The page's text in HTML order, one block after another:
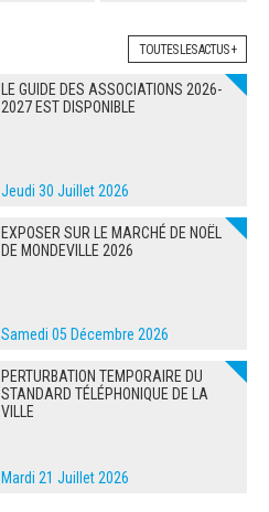
TOUTES LES ACTUS +
LE GUIDE DES ASSOCIATIONS 2026-
2027 EST DISPONIBLE
Jeudi 30 Juillet 2026
EXPOSER SUR LE MARCHÉ DE NOËL
DE MONDEVILLE 2026
Samedi 05 Décembre 2026
PERTURBATION TEMPORAIRE DU
STANDARD TÉLÉPHONIQUE DE LA
VILLE
Mardi 21 Juillet 2026